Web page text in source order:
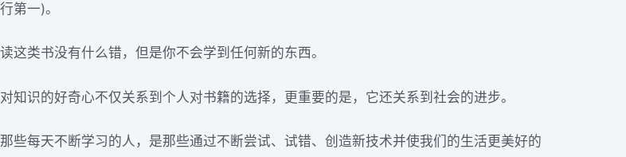
行第一)。
读这类书没有什么错，但是你不会学到任何新的东西。
对知识的好奇心不仅关系到个人对书籍的选择，更重要的是，它还关系到社会的进步。
那些每天不断学习的人，是那些通过不断尝试、试错、创造新技术并使我们的生活更美好的